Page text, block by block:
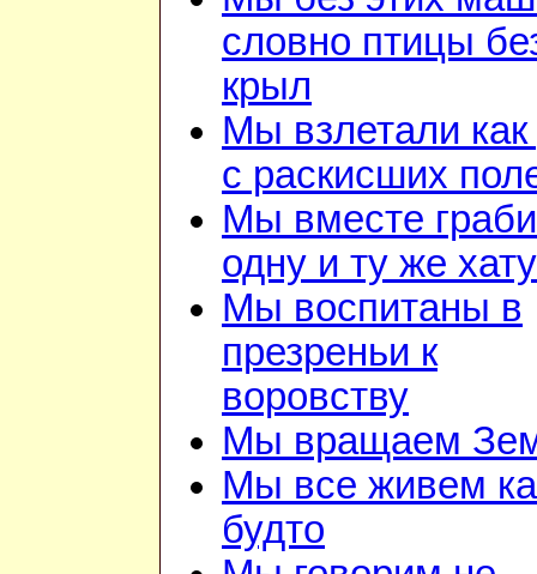
словно птицы
крыл
Мы взлетали как
с раскисших
Мы вместе
одну и ту же хату
Мы воспитаны в
презреньи к
воровству
Мы вращаем
Мы все живем
будто